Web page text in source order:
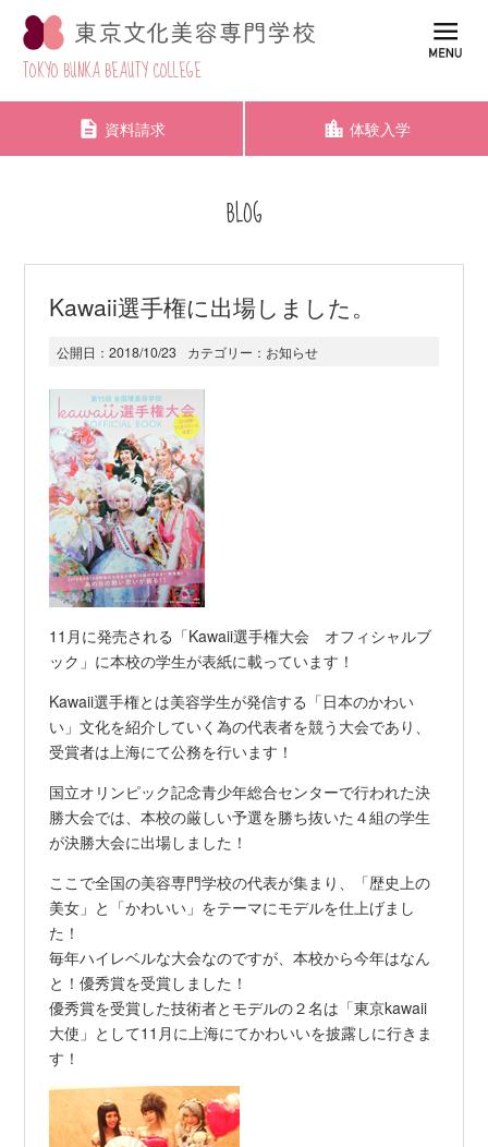
TOKYO BUNKA BEAUTY COLLEGE
資料請求 体験入学
BLOG
Kawaii選手権に出場しました。
公開日： 2018/10/23 カテゴリー： お知らせ
11月に発売される「Kawaii選手権大会 オフィシャルブ
ック」に本校の学生が表紙に載っています！
Kawaii選手権とは美容学生が発信する「日本のかわい
い」文化を紹介していく為の代表者を競う大会であり、
受賞者は上海にて公務を行います！
国立オリンピック記念青少年総合センターで行われた決
勝大会では、本校の厳しい予選を勝ち抜いた４組の学生
が決勝大会に出場しました！
ここで全国の美容専門学校の代表が集まり、「歴史上の
美女」と「かわいい」をテーマにモデルを仕上げまし
た！
毎年ハイレベルな大会なのですが、本校から今年はなん
と！優秀賞を受賞しました！
優秀賞を受賞した技術者とモデルの２名は「東京kawaii
大使」として11月に上海にてかわいいを披露しに行きま
す！